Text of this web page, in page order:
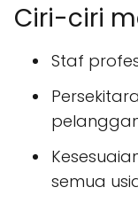
Ciri-ciri
Staf
semua